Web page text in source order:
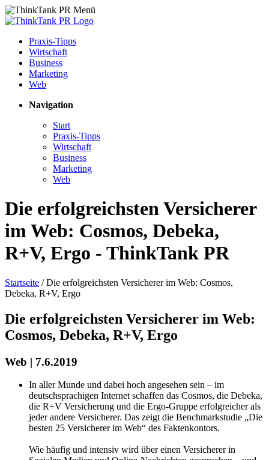
Praxis-Tipps
Wirtschaft
Business
Marketing
Web
Navigation
Start
Praxis-Tipps
Wirtschaft
Business
Marketing
Web
Die erfolgreichsten Versicherer
im Web: Cosmos, Debeka,
R+V, Ergo - ThinkTank PR
Startseite / Die erfolgreichsten Versicherer im Web: Cosmos,
Debeka, R+V, Ergo
Die erfolgreichsten Versicherer im Web:
Cosmos, Debeka, R+V, Ergo
Web | 7.6.2019
In aller Munde und dabei hoch angesehen sein – im
deutschsprachigen Internet schaffen das Cosmos, die Debeka,
die R+V Versicherung und die Ergo-Gruppe erfolgreicher als
jeder andere Versicherer. Das zeigt die Benchmarkstudie „Die
besten 25 Versicherer im Web“ des Faktenkontors.
Wie häufig und intensiv wird über einen Versicherer in